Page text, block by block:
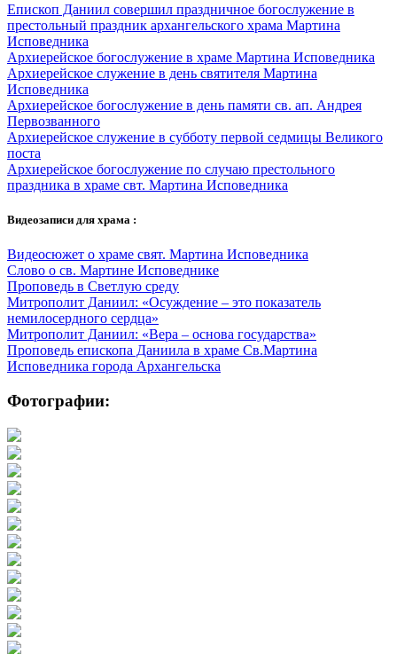
Епископ Даниил совершил праздничное богослужение в
престольный праздник архангельского храма Мартина
Исповедника
Архиерейское богослужение в храме Мартина Исповедника
Архиерейское служение в день святителя Мартина
Исповедника
Архиерейское богослужение в день памяти св. ап. Андрея
Первозванного
Архиерейское служение в субботу первой седмицы Великого
поста
Архиерейское богослужение по случаю престольного
праздника в храме свт. Мартина Исповедника
Видеозаписи для храма :
Видеосюжет о храме свят. Мартина Исповедника
Слово о св. Мартине Исповеднике
Проповедь в Светлую среду
Митрополит Даниил: «Осуждение – это показатель
немилосердного сердца»
Митрополит Даниил: «Вера – основа государства»
Проповедь епископа Даниила в храме Св.Мартина
Исповедника города Архангельска
Фотографии: